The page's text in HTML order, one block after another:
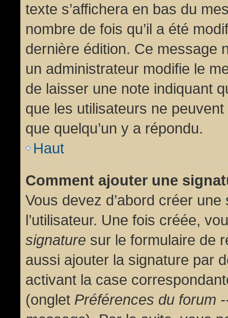
texte s’affichera en bas du
nombre de fois qu’il a été
dernière édition. Ce message
un administrateur modifie le
de laisser une note indiquant
que les utilisateurs ne
que quelqu’un y a répondu.
Haut
Comment ajouter une
Vous devez d’abord créer
l’utilisateur. Une fois créée,
signature sur le formulaire de
aussi ajouter la signature par
activant la case
(onglet Préférences du forum